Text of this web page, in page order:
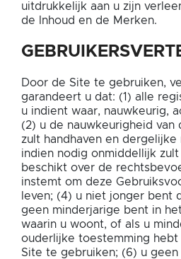
uitdrukkelijk aan u zijn
de Inhoud en de Merken.
Door de Site te gebruiken,
garandeert u dat: (1) alle
u indient waar, nauwkeurig,
(2) u de nauwkeurigheid
zult handhaven en
indien nodig onmiddellijk
beschikt over de
instemt om deze
leven; (4) u niet jonger bent
geen minderjarige bent in
waarin u woont, of als u
ouderlijke toestemming
Site te gebruiken; (6) u